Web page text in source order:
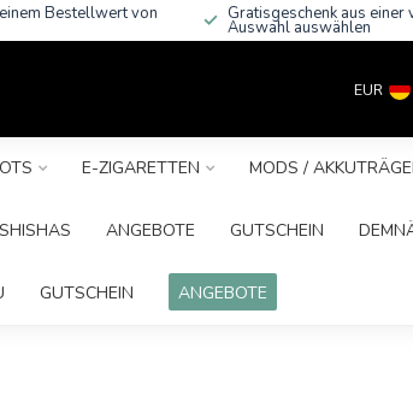
Bestellwert von Gratisgeschenk aus einer
Auswahl auswählen
EUR
E-ZIGARETTEN MODS /
SHISHAS ANGEBOTE GUTSCHEIN
GUTSCHEIN ANGEBOTE